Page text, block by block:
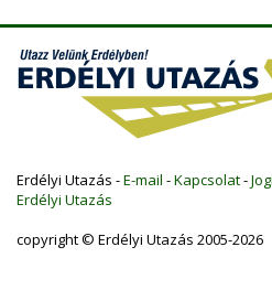
Erdélyi Utazás -E-mail -Kapcsolat-
Erdélyi Utazás
copyright © Erdélyi Utazás 2005-